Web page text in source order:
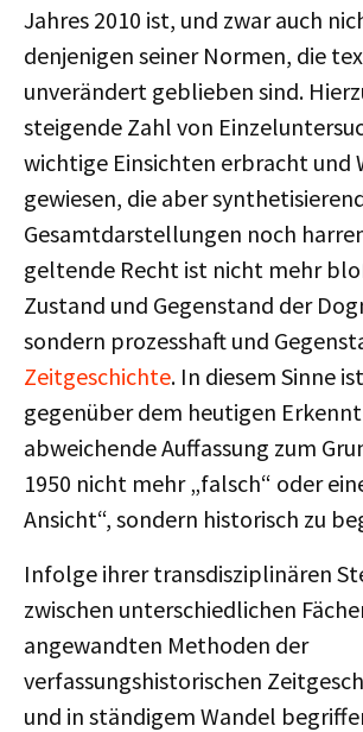
Jahres 2010 ist, und zwar auch
denjenigen seiner Normen, die
unverändert geblieben sind.
steigende Zahl von
wichtige Einsichten erbracht und
gewiesen, die aber
Gesamtdarstellungen noch
geltende Recht ist nicht mehr
Zustand und Gegenstand der
sondern prozesshaft und
Zeitgeschichte. In diesem Sinne
gegenüber dem heutigen
abweichende Auffassung zum
1950 nicht mehr „falsch“ oder
Ansicht“, sondern historisch zu
Infolge ihrer transdisziplinären
zwischen unterschiedlichen
angewandten Methoden der
verfassungshistorischen
und in ständigem Wandel